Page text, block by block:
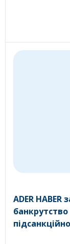
ADER
банкрутство